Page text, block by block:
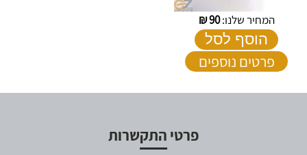
המחיר שלנו:90
₪
הוסף לסל
פרטים נוספים
פרטי התקשרות